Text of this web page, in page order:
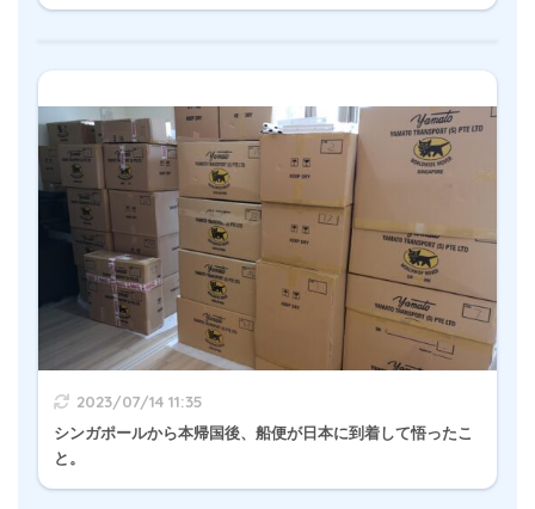
2023/07/14 11:35
シンガポールから本帰国後、船便が日本に到着して悟ったこ
と。